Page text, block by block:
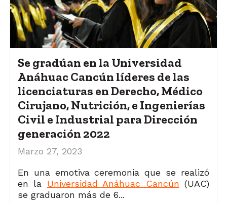
Se gradúan en la Universidad
Anáhuac Cancún líderes de las
licenciaturas en Derecho, Médico
Cirujano, Nutrición, e Ingenierías
Civil e Industrial para Dirección
generación 2022
Marzo 27, 2023
En una emotiva ceremonia que se realizó
en la Universidad Anáhuac Cancún (UAC)
se graduaron más de 6...